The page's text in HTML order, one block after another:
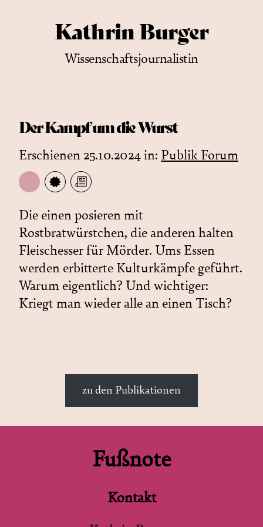
Kathrin Burger
Wissenschaftsjournalistin
Der Kampf um die Wurst
Erschienen 25.10.2024 in: Publik Forum
Die einen posieren mit
Rostbratwürstchen, die anderen halten
Fleischesser für Mörder. Ums Essen
werden erbitterte Kulturkämpfe geführt.
Warum eigentlich? Und wichtiger:
Kriegt man wieder alle an einen Tisch?
zu den Publikationen
Fußnote
Kontakt